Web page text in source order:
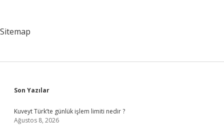
Sitemap
Sidebar
Son Yazılar
Kuveyt Türk’te günlük işlem limiti nedir ?
Ağustos 8, 2026